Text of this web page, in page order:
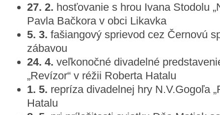
27. 2. hosťovanie s hrou Ivana Stodolu
Pavla Bačkora v obci Likavka
5. 3. fašiangový sprievod cez Černovú
zábavou
24. 4. veľkonočné divadelné
„Revízor“ v réžii Roberta Hatalu
1. 5. repríza divadelnej hry N.V.Gogoľa
Hatalu